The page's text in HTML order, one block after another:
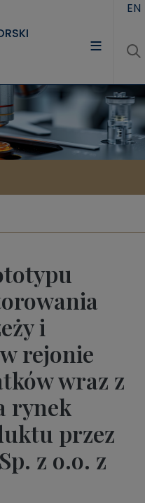
EN
i
rejonie
wraz z
rynek
przez
z o.o. z